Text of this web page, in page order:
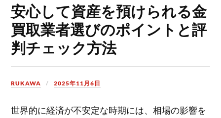
安心して資産を預けられる金
買取業者選びのポイントと評
判チェック方法
RUKAWA 2025年11月6日
世界的に経済が不安定な時期には、相場の影響を